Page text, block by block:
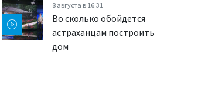
8 августа в 16:31
Во сколько обойдется
астраханцам построить
дом